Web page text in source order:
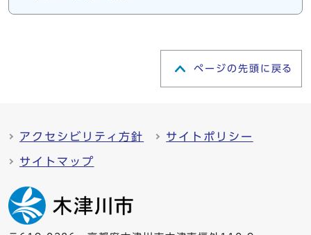
ページの先頭に戻る
アクセシビリティ方針 サイトポリシー
サイトマップ